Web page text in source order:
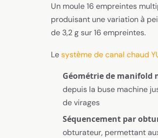
Un moule 16 empreintes
produisant une variation à
de 3,2 g sur 16 empreintes.
Lesystème de canal chaud
Géométrie de
depuis la buse machine
de virages
Séquencement par
obturateur, permettant